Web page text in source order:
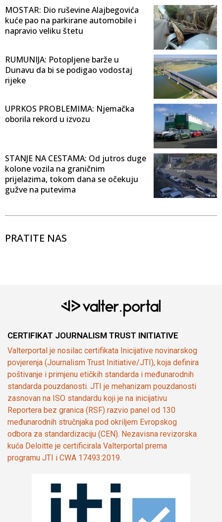
MOSTAR: Dio ruševine Alajbegovića
kuće pao na parkirane automobile i
napravio veliku štetu
RUMUNIJA: Potopljene barže u
Dunavu da bi se podigao vodostaj
rijeke
UPRKOS PROBLEMIMA: Njemačka
oborila rekord u izvozu
STANJE NA CESTAMA: Od jutros duge
kolone vozila na graničnim
prijelazima, tokom dana se očekuju
gužve na putevima
PRATITE NAS
CERTIFIKAT JOURNALISM TRUST INITIATIVE
Valterportal je nosilac certifikata Inicijative novinarskog
povjerenja (Journalism Trust Initiative/JTI), koja definira
poštivanje i primjenu etičkih standarda i međunarodnih
standarda pouzdanosti. JTI je mehanizam pouzdanosti
zasnovan na ISO standardu koji je na inicijativu
Reportera bez granica (RSF) razvio panel od 130
međunarodnih stručnjaka pod okriljem Evropskog
odbora za standardizaciju (CEN). Nezavisna revizorska
kuća Deloitte je certificirala Valterportal prema
programu JTI i CWA 17493:2019.